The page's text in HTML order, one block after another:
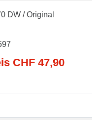
DW / Original
CHF 47,90